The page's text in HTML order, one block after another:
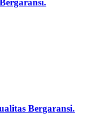
Bergaransi.